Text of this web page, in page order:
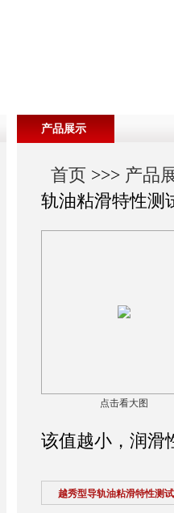
产品展示
首页 >>> 产品
轨油粘滑特性测
点击看大图
该值‌越小‌，润滑
越秀型导轨油粘滑特性测